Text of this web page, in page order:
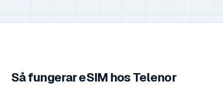
Så fungerar eSIM hos Telenor